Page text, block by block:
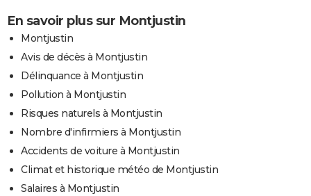
En savoir plus sur Montjustin
Montjustin
Avis de décès à Montjustin
Délinquance à Montjustin
Pollution à Montjustin
Risques naturels à Montjustin
Nombre d'infirmiers à Montjustin
Accidents de voiture à Montjustin
Climat et historique météo de Montjustin
Salaires à Montjustin